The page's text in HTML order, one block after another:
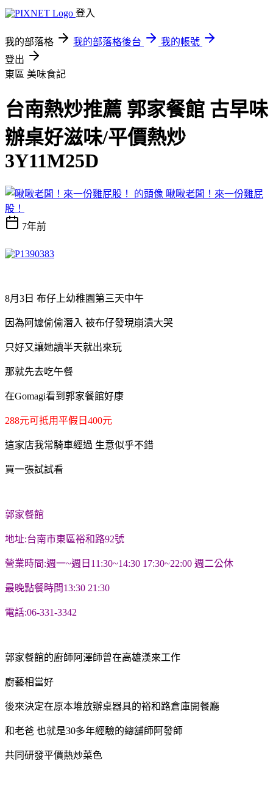
登入
我的部落格 我的部落格後台
我的帳號
登出
東區 美味食記
台南熱炒推薦 郭家餐館 古早味
辦桌好滋味/平價熱炒
3Y11M25D
啾啾老闆！來一份雞屁
股！
7年前
8月3日 布仔上幼稚園第三天中午
因為阿嬤偷偷潛入 被布仔發現崩潰大哭
只好又讓她讀半天就出來玩
那就先去吃午餐
在Gomagi看到郭家餐館好康
288元可抵用平假日400元
這家店我常騎車經過 生意似乎不錯
買一張試試看
郭家餐館
地址:台南市東區裕和路92號
營業時間:週一~週日11:30~14:30 17:30~22:00 週二公休
最晚點餐時間13:30 21:30
電話:06-331-3342
郭家餐館的廚師阿澤師曾在高雄漢來工作
廚藝相當好
後來決定在原本堆放辦桌器具的裕和路倉庫開餐廳
和老爸 也就是30多年經驗的總舖師阿發師
共同研發平價熱炒菜色